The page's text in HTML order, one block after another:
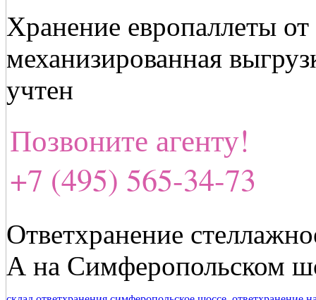
Хранение европаллеты
механизированная
учтен
Позвоните агенту!
+7 (495) 565-34-73
Ответхранение
А на Симферопольском